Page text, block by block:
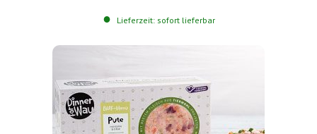
Lieferzeit: sofort lieferbar